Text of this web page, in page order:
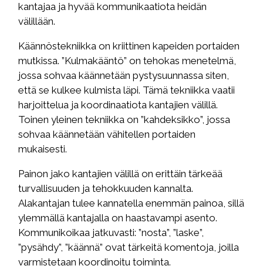
kantajaa ja hyvää kommunikaatiota heidän
välillään.
Käännöstekniikka on kriittinen kapeiden portaiden
mutkissa. ”Kulmakääntö” on tehokas menetelmä,
jossa sohvaa käännetään pystysuunnassa siten,
että se kulkee kulmista läpi. Tämä tekniikka vaatii
harjoittelua ja koordinaatiota kantajien välillä.
Toinen yleinen tekniikka on ”kahdeksikko”, jossa
sohvaa käännetään vähitellen portaiden
mukaisesti.
Painon jako kantajien välillä on erittäin tärkeää
turvallisuuden ja tehokkuuden kannalta.
Alakantajan tulee kannatella enemmän painoa, sillä
ylemmällä kantajalla on haastavampi asento.
Kommunikoikaa jatkuvasti: ”nosta”, ”laske”,
”pysähdy”, ”käännä” ovat tärkeitä komentoja, joilla
varmistetaan koordinoitu toiminta.